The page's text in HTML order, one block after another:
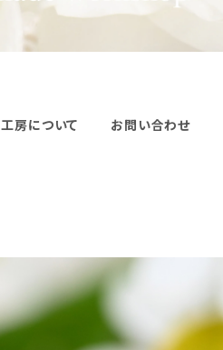
工房について お問い合わせ